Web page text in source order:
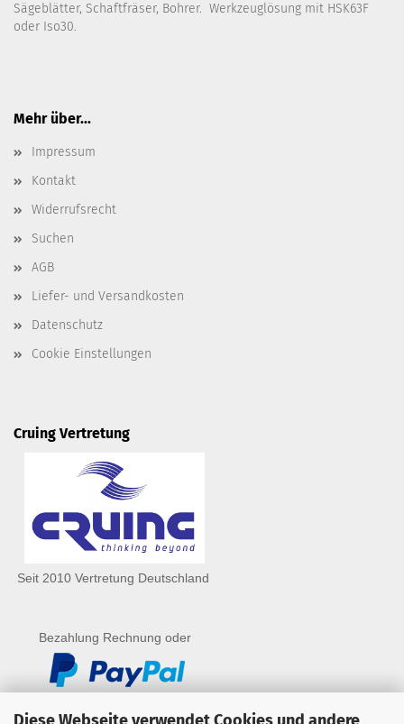
Diese Webseite verwendet Cookies und andere
Sägeblätter, Schaftfräser, Bohrer. Werkzeuglösung mit HSK63F
oder Iso30.
Mehr über...
Impressum
Kontakt
Widerrufsrecht
Suchen
AGB
Liefer- und Versandkosten
Datenschutz
Cookie Einstellungen
Cruing Vertretung
Seit 2010 Vertretung Deutschland
Bezahlung Rechnung oder